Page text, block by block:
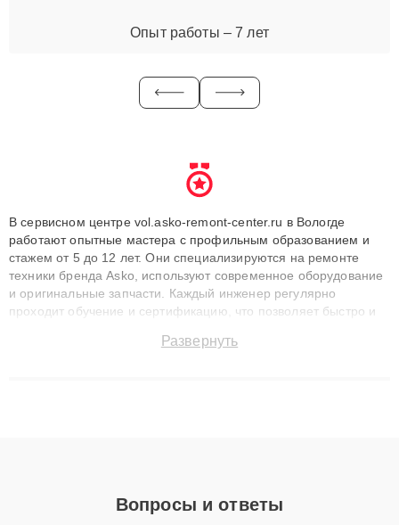
Опыт работы – 7 лет
В сервисном центре vol.asko-remont-center.ru в Вологде
работают опытные мастера с профильным образованием и
стажем от 5 до 12 лет. Они специализируются на ремонте
техники бренда Asko, используют современное оборудование
и оригинальные запчасти. Каждый инженер регулярно
проходит обучение и сертификацию, что позволяет быстро и
сохранением гарантии до 3 лет. Наши мастера решают
Развернуть
Вопросы и ответы